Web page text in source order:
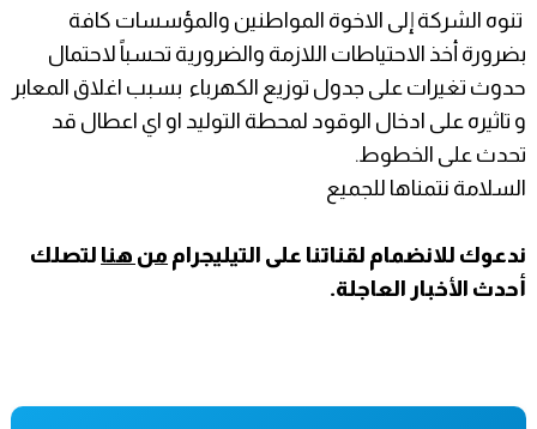
تنوه الشركة إلى الاخوة المواطنين والمؤسسات كافة
بضرورة أخذ الاحتياطات اللازمة والضرورية تحسباً لاحتمال
حدوث تغيرات على جدول توزيع الكهرباء بسبب اغلاق المعابر
و تاثيره على ادخال الوقود لمحطة التوليد او اي اعطال قد
تحدث على الخطوط.
السلامة نتمناها للجميع
ندعوك للانضمام لقناتنا على التيليجرام من هنا لتصلك
أحدث الأخبار العاجلة.